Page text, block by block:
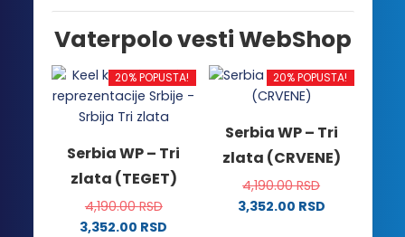
Vaterpolo vesti WebShop
20% POPUSTA!
Serbia WP – Tri
zlata (TEGET)
4,190.00RSD
3,352.00 RSD
20% POPUSTA!
Serbia WP – Tri
zlata (CRVENE)
4,190.00RSD
3,352.00 RSD